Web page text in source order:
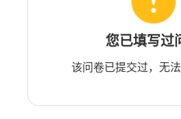
您已填写过
该问卷已提交过，无法